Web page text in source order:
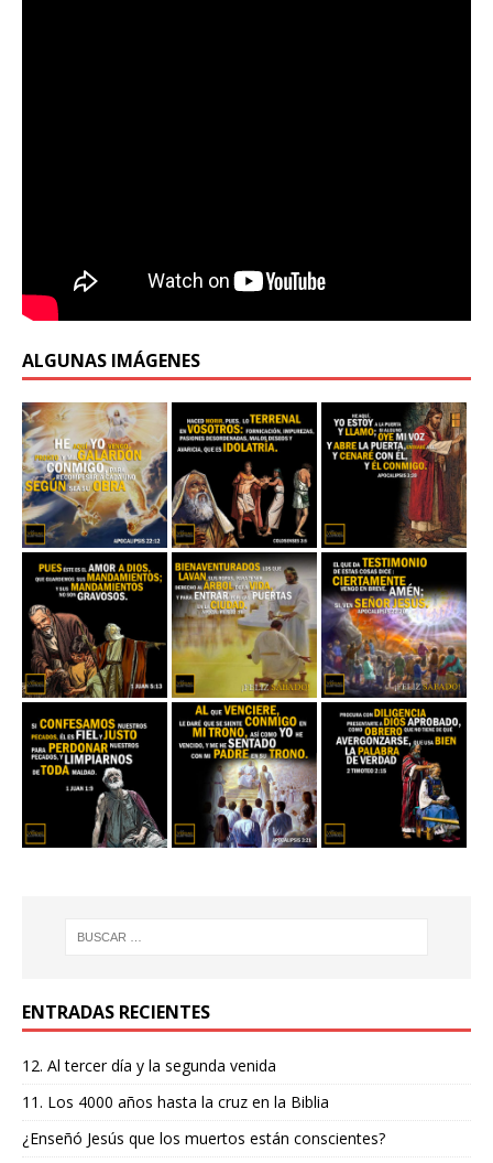
ALGUNAS IMÁGENES
ENTRADAS RECIENTES
12. Al tercer día y la segunda venida
11. Los 4000 años hasta la cruz en la Biblia
¿Enseñó Jesús que los muertos están conscientes?